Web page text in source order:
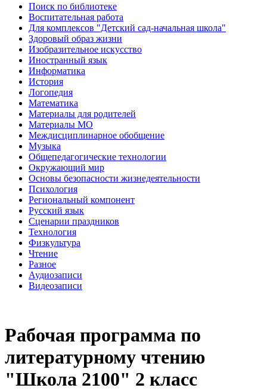
Поиск по библиотеке
Воспитательная работа
Для комплексов "Детский сад-начальная школа"
Здоровый образ жизни
Изобразительное искусство
Иностранный язык
Информатика
История
Логопедия
Математика
Материалы для родителей
Материалы МО
Междисциплинарное обобщение
Музыка
Общепедагогические технологии
Окружающий мир
Основы безопасности жизнедеятельности
Психология
Региональный компонент
Русский язык
Сценарии праздников
Технология
Физкультура
Чтение
Разное
Аудиозаписи
Видеозаписи
Рабочая программа по
литературному чтению
"Школа 2100" 2 класс